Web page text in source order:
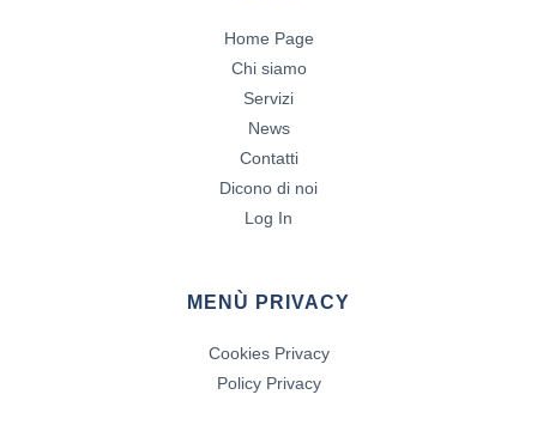
Home Page
Chi siamo
Servizi
News
Contatti
Dicono di noi
Log In
MENÙ PRIVACY
Cookies Privacy
Policy Privacy